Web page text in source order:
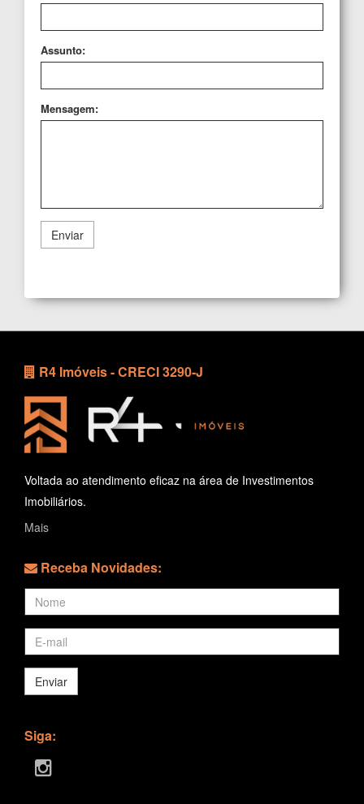
Assunto:
Mensagem:
Enviar
R4 Imóveis - CRECI 3290-J
Voltada ao atendimento eficaz na área de Investimentos
Imobiliários.
Mais
Receba Novidades:
Enviar
Siga: